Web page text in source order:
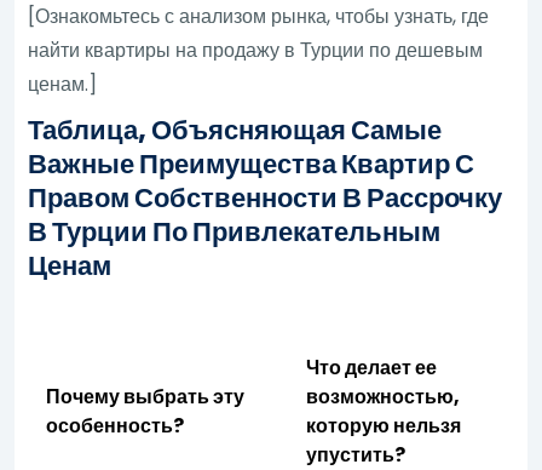
[Ознакомьтесь с анализом рынка, чтобы узнать, где
найти квартиры на продажу в Турции по дешевым
ценам.]
Таблица, Объясняющая Самые
Важные Преимущества Квартир С
Правом Собственности В Рассрочку
В Турции По Привлекательным
Ценам
Почему выбрать эту
особенность?
Что делает ее
возможностью,
которую нельзя
упустить?